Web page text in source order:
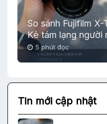
So sánh Fujifilm
Kẻ tám lạng người
5 phút đọc
Tin mới cập nhật